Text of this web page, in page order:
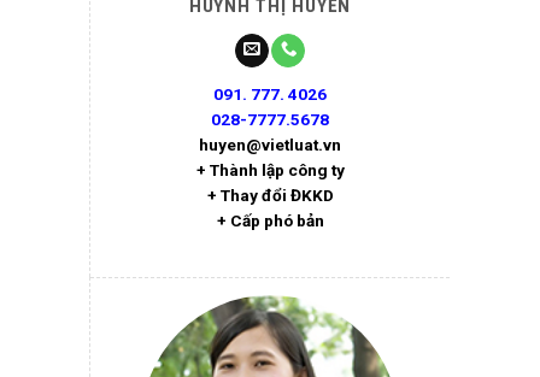
HUỲNH THỊ HUYỀN
091. 777. 4026
028-7777.5678
huyen@vietluat.vn
+ Thành lập công ty
+ Thay đổi ĐKKD
+ Cấp phó bản